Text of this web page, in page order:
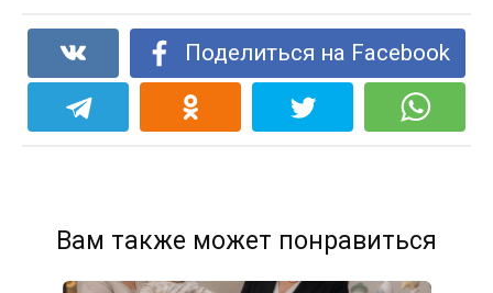
Поделиться на Facebook
Вам также может понравиться